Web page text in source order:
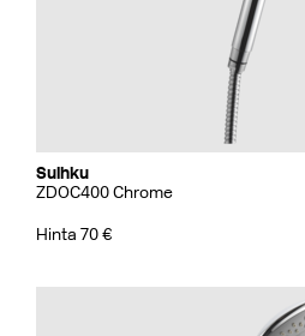
Suihku
ZDOC400 Chrome
Hinta 70 €